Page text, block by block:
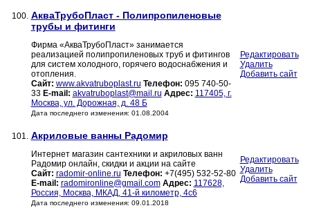
100. АкваТрубоПласт - Полипропиленовые
трубы и фитинги
Фирма «АкваТрубоПласт» занимается
реализацией полипропиленовых труб и фитингов
для систем холодного, горячего водоснабжения и
отопления.
Сайт: www.akvatruboplast.ru Телефон: 095 740-50-
33 E-mail: akvatruboplast@mail.ru Адрес: 117405, г.
Москва, ул. Дорожная, д. 48 Б
Дата последнего изменения: 01.08.2004
Редактировать
Удалить
Добавить сайт
101. Акриловые ванны Радомир
Интернет магазин сантехники и акриловых ванн
Радомир онлайн, скидки и акции на сайте
Сайт: radomir-online.ru Телефон: +7(495) 532-52-80
E-mail: radomironline@gmail.com Адрес: 117628,
Россия, Москва, МКАД, 41-й километр, 4с6
Дата последнего изменения: 09.01.2018
Редактировать
Удалить
Добавить сайт